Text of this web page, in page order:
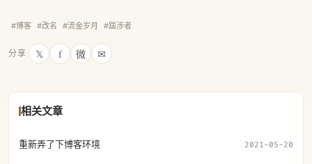
#博客 #改名 #流金岁月 #跋涉者
分享 𝕏 f 微 ✉
相关文章
重新弄了下博客环境 2021-05-20